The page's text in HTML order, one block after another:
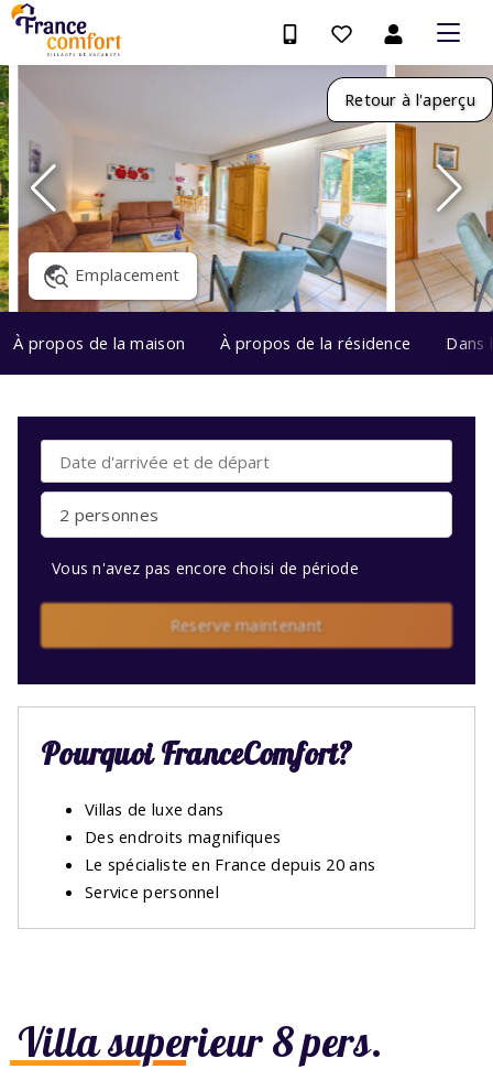
Retour à l'aperçu
Emplacement
À propos de la maison À propos de la résidence Dans
Villa superieur 8 pers.
2 personnes
Vous n'avez pas encore choisi de période
Reserve maintenant
Pourquoi FranceComfort?
Villas de luxe dans
Des endroits magnifiques
Le spécialiste en France depuis 20 ans
Service personnel